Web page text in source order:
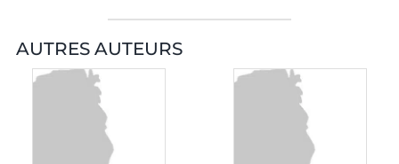
AUTRES AUTEURS